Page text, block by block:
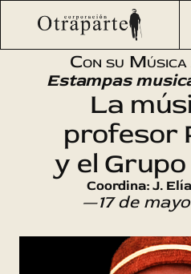
Saltar
Otraparte.org / Agenda Cultural
profesor Panesso y
Con su
Estampas
La
profesor
y el
Coordina: J.
—17 de